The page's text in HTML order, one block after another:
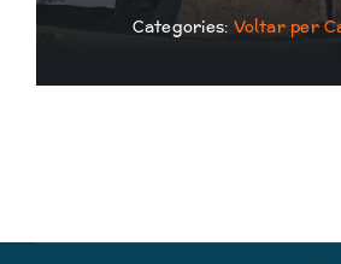
Categories: Voltar per